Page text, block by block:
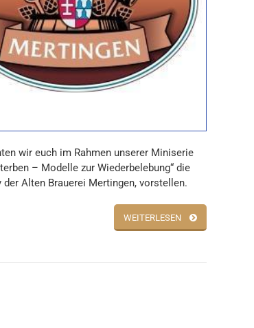
wir euch im Rahmen unserer Miniserie
– Modelle zur Wiederbelebung“ die
Alten Brauerei Mertingen, vorstellen.
WEITERLESEN